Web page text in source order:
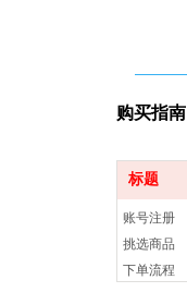
标题
账号注册
挑选商品
下单流程
购买指南